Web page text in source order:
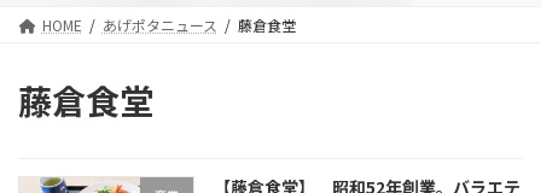
HOME あげポタニュース 藤倉食堂
藤倉食堂
【藤倉食堂】 昭和52年創業。バラエテ